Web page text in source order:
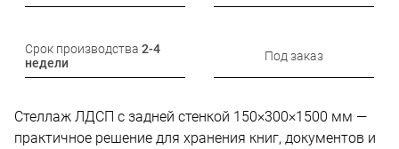
Срок производства 2-4
недели
Под заказ
Стеллаж ЛДСП с задней стенкой 150×300×1500 мм —
практичное решение для хранения книг, документов и